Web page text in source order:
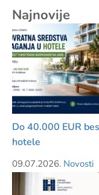
Najnovije
Do 40.000 EUR
hotele
09.07.2026. Novosti